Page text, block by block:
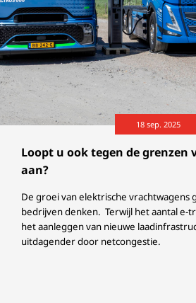
Loopt u ook tegen de grenzen
aan?
18 sep. 2025
De groei van elektrische vrachtwagens
bedrijven denken. Terwijl het aantal e-
het aanleggen van nieuwe
uitdagender door netcongestie.